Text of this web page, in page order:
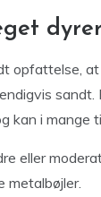
opfattelse,
kan i mange
eller
metalbøjler.